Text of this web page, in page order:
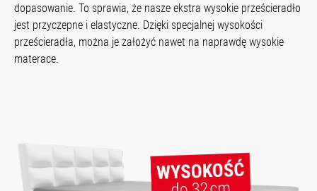
dopasowanie. To sprawia, że nasze ekstra wysokie prześcieradło
jest przyczepne i elastyczne. Dzięki specjalnej wysokości
prześcieradła, można je założyć nawet na naprawdę wysokie
materace.